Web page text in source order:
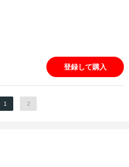
登録して購入
1 2